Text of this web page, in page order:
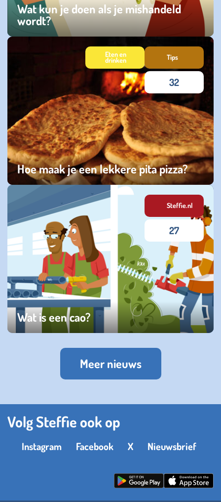
Wat kun je doen als je mishandeld
wordt?
zondag 04 januari 2026
Hoe maak je een lekkere pita pizza?
dinsdag 26 augustus 2025
Eten en
drinken Tips
32
Wat is een cao?
Steffie.nl
27
Meer nieuws
Volg Steffie ook op
Instagram Facebook X Nieuwsbrief